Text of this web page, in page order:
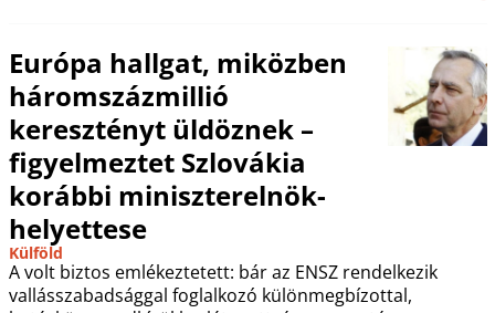
Európa hallgat, miközben
háromszázmillió
keresztényt üldöznek –
figyelmeztet Szlovákia
korábbi miniszterelnök-
helyettese
Külföld
A volt biztos emlékeztetett: bár az ENSZ rendelkezik
vallásszabadsággal foglalkozó különmegbízottal,